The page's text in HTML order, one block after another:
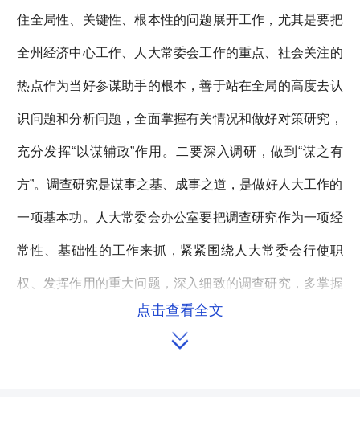
住全局性、关键性、根本性的问题展开工作，尤其是要把
全州经济中心工作、人大常委会工作的重点、社会关注的
热点作为当好参谋助手的根本，善于站在全局的高度去认
识问题和分析问题，全面掌握有关情况和做好对策研究，
充分发挥“以谋辅政”作用。二要深入调研，做到“谋之有
方”。调查研究是谋事之基、成事之道，是做好人大工作的
一项基本功。人大常委会办公室要把调查研究作为一项经
常性、基础性的工作来抓，紧紧围绕人大常委会行使职
权、发挥作用的重大问题，深入细致的调查研究，多掌握
一些新情况、新动向，多总结一些新做法、新经验，多出
一些有价值、有份量的调研成果，为领导决策提供科学依
点击查看全文
